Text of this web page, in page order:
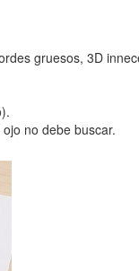
gruesos, 3D
no debe buscar.